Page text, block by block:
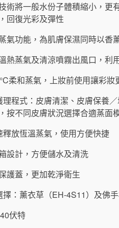
術將一般水份子體積縮小，更
回復光彩及彈性
氣功能，為肌膚保濕同時以香
熱蒸氣及清涼噴霧出風口，利
柔和蒸氣，上妝前使用讓彩
理程式：皮膚清潔、皮膚保養
按不同皮膚狀況選擇合適蒸面
釋放恆溫蒸氣，使用方便快捷
設計，方便儲水及清洗
護蓋，更加乾淨衛生
：薰衣草（EH-4S11）及佛手
伏特